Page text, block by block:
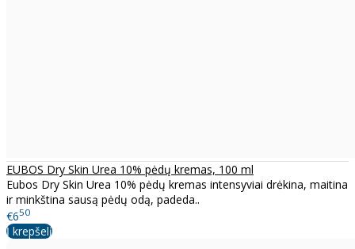
EUBOS Dry Skin Urea 10% pėdų kremas, 100 ml
Eubos Dry Skin Urea 10% pėdų kremas intensyviai drėkina, maitina
ir minkština sausą pėdų odą, padeda..
€650
Į krepšelį